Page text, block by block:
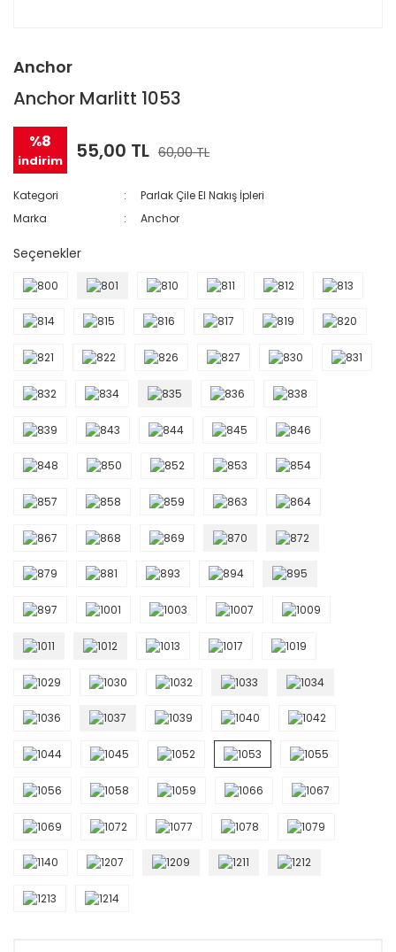
Anchor
Anchor Marlitt 1053
%8
indirim 55,00 TL 60,00 TL
Kategori
Parlak Çile El Nakış İpleri
Marka
Anchor
Seçenekler